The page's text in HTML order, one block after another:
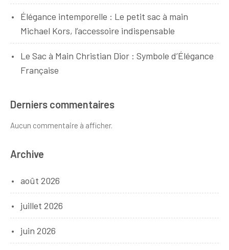
Élégance intemporelle : Le petit sac à main
Michael Kors, l’accessoire indispensable
Le Sac à Main Christian Dior : Symbole d’Élégance
Française
Derniers commentaires
Aucun commentaire à afficher.
Archive
août 2026
juillet 2026
juin 2026